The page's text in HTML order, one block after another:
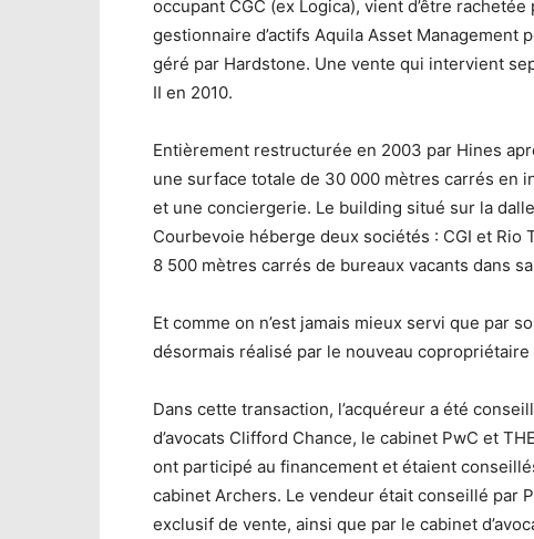
occupant CGC (ex Logica), vient d’être
gestionnaire d’actifs Aquila Asset Management
géré par Hardstone. Une vente qui intervient
II en 2010.
Entièrement restructurée en 2003 par Hines
une surface totale de 30 000 mètres carrés en
et une conciergerie. Le building situé sur la
Courbevoie héberge deux sociétés : CGI et Rio
8 500 mètres carrés de bureaux vacants dans
Et comme on n’est jamais mieux servi que par
désormais réalisé par le nouveau copropriétaire
Dans cette transaction, l’acquéreur a été
d’avocats Clifford Chance, le cabinet PwC et
ont participé au financement et étaient
cabinet Archers. Le vendeur était conseillé par
exclusif de vente, ainsi que par le cabinet